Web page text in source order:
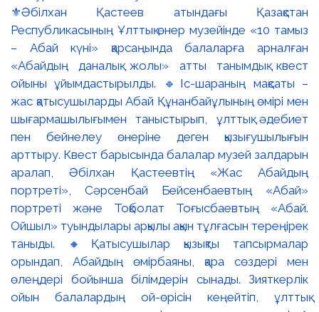
⚜️Әбілхан Қастеев атындағы Қазақстан
Республикасының Ұлттық өнер музейінде «10 тамыз
– Абай күні» қарсаңында балаларға арналған
«Абайдың даналық жолы» атты танымдық квест
ойыны ұйымдастырылды. 🔹Іс-шараның мақсаты –
жас қатысушыларды Абай Құнанбайұлының өмірі мен
шығармашылығымен таныстырып, ұлттық әдебиет
пен бейнелеу өнеріне деген қызығушылығын
арттыру. Квест барысында балалар музей залдарын
аралап, Әбілхан Қастеевтің «Жас Абайдың
портреті», Сәрсенбай Бейсенбаевтың «Абай»
портреті және Тоқболат Тоғысбаевтың «Абай.
Ойшыл» туындылары арқылы ақын тұлғасын тереңірек
таныды. 🔸Қатысушылар қызықты тапсырмалар
орындап, Абайдың өмірбаяны, қара сөздері мен
өлеңдері бойынша білімдерін сынады. Зияткерлік
ойын балалардың ой-өрісін кеңейтіп, ұлттық